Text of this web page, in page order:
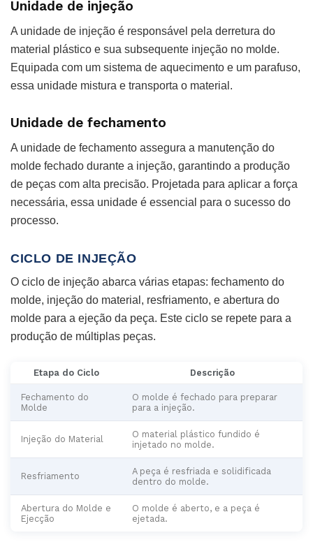
Unidade de injeção
A unidade de injeção é responsável pela derretura do
material plástico e sua subsequente injeção no molde.
Equipada com um sistema de aquecimento e um parafuso,
essa unidade mistura e transporta o material.
Unidade de fechamento
A unidade de fechamento assegura a manutenção do
molde fechado durante a injeção, garantindo a produção
de peças com alta precisão. Projetada para aplicar a força
necessária, essa unidade é essencial para o sucesso do
processo.
CICLO DE INJEÇÃO
O ciclo de injeção abarca várias etapas: fechamento do
molde, injeção do material, resfriamento, e abertura do
molde para a ejeção da peça. Este ciclo se repete para a
produção de múltiplas peças.
Etapa do Ciclo Descrição
Fechamento do
Molde
O molde é fechado para preparar
para a injeção.
Injeção do Material
O material plástico fundido é
injetado no molde.
Resfriamento
A peça é resfriada e solidificada
dentro do molde.
Abertura do Molde e
Ejecção
O molde é aberto, e a peça é
ejetada.